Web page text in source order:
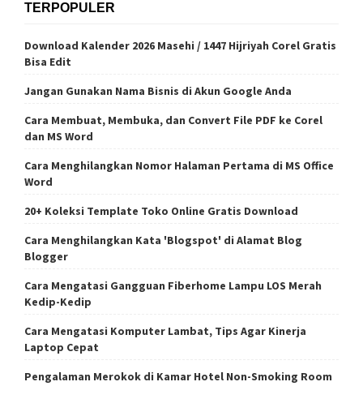
TERPOPULER
Download Kalender 2026 Masehi / 1447 Hijriyah Corel Gratis
Bisa Edit
Jangan Gunakan Nama Bisnis di Akun Google Anda
Cara Membuat, Membuka, dan Convert File PDF ke Corel
dan MS Word
Cara Menghilangkan Nomor Halaman Pertama di MS Office
Word
20+ Koleksi Template Toko Online Gratis Download
Cara Menghilangkan Kata 'Blogspot' di Alamat Blog
Blogger
Cara Mengatasi Gangguan Fiberhome Lampu LOS Merah
Kedip-Kedip
Cara Mengatasi Komputer Lambat, Tips Agar Kinerja
Laptop Cepat
Pengalaman Merokok di Kamar Hotel Non-Smoking Room